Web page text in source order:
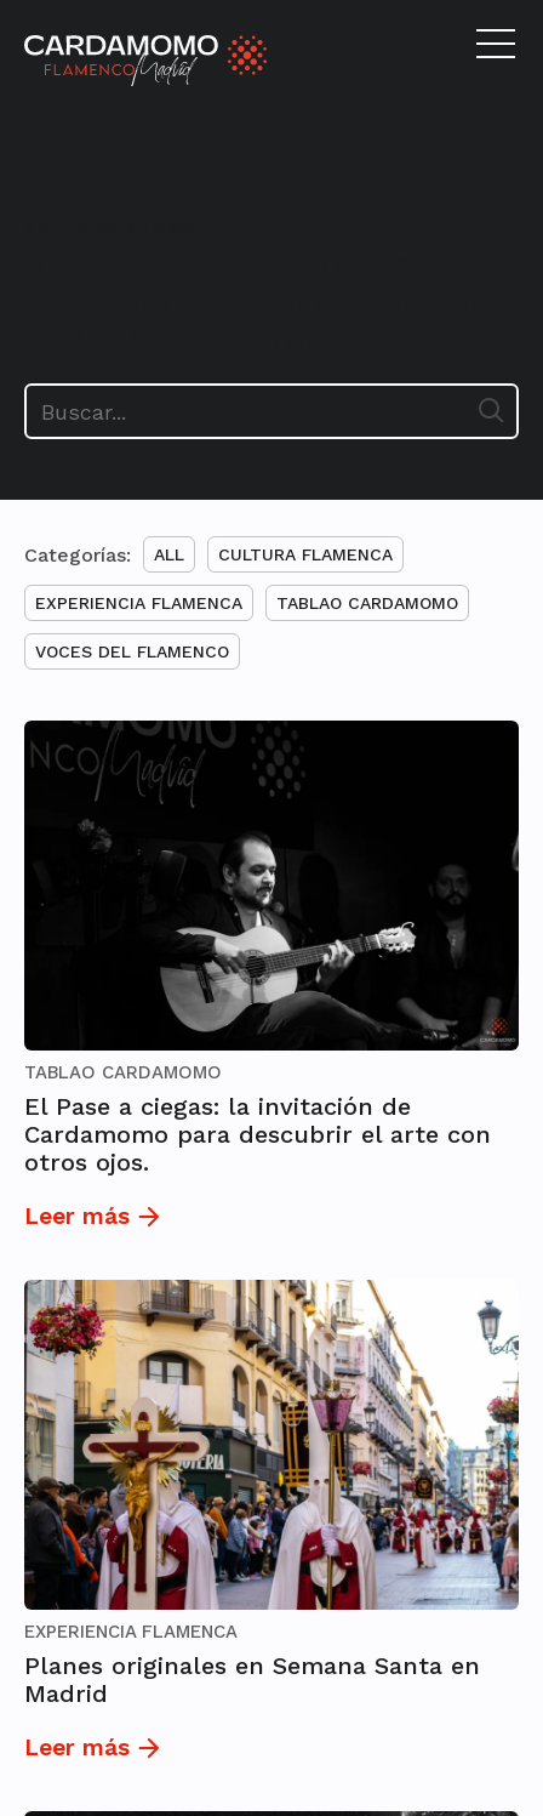
Categorías: ALL CULTURA FLAMENCA
EXPERIENCIA FLAMENCA TABLAO CARDAMOMO
VOCES DEL FLAMENCO
TABLAO CARDAMOMO
El Pase a ciegas: la invitación de
Cardamomo para descubrir el arte con
otros ojos.
Leer más
EXPERIENCIA FLAMENCA
Planes originales en Semana Santa en
Madrid
Leer más